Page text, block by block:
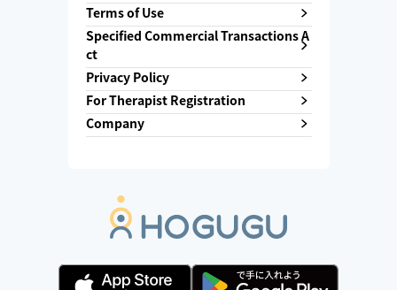
Terms of Use
Specified Commercial Transactions A
ct
Privacy Policy
For Therapist Registration
Company